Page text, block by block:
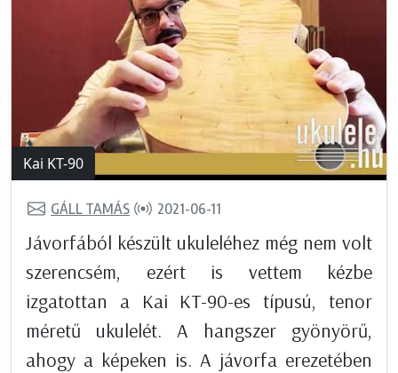
Kai KT-90
GÁLL TAMÁS 2021-06-11
Jávorfából készült ukuleléhez még nem volt
szerencsém, ezért is vettem kézbe
izgatottan a Kai KT-90-es típusú, tenor
méretű ukulelét. A hangszer gyönyörű,
ahogy a képeken is. A jávorfa erezetében